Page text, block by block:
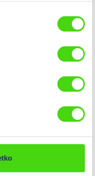
ochrany osobných
informovaný a
Hilpress. Prečítal